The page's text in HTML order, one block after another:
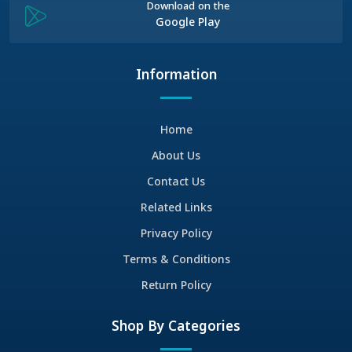
Download on the
Google Play
Information
Home
About Us
Contact Us
Related Links
Privacy Policy
Terms & Conditions
Return Policy
Shop By Categories